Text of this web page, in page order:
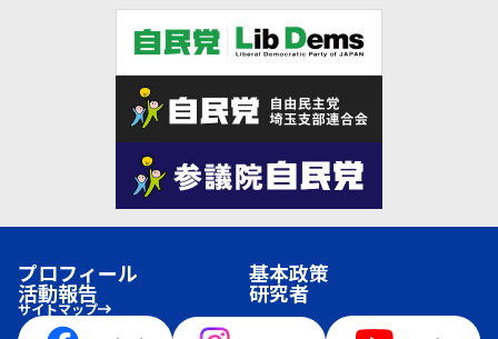
プロフィール 基本政策
活動報告 研究者
サイトマップ